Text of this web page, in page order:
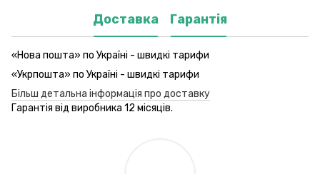
Доставка Гарантія
«Нова пошта» по Україні - швидкі тарифи
«Укрпошта» по Україні - швидкі тарифи
Більш детальна інформація про доставку
Гарантія від виробника 12 місяців.